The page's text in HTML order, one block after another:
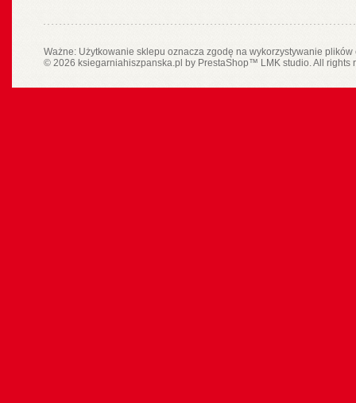
Ważne: Użytkowanie sklepu oznacza zgodę na wykorzystywanie
© 2026 ksiegarniahiszpanska.pl by PrestaShop™ LMK studio. All rights